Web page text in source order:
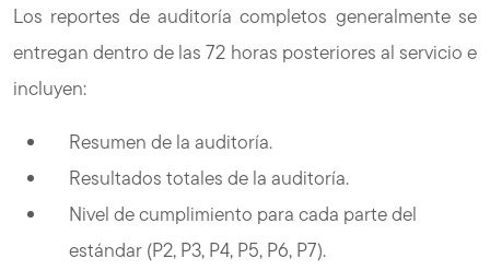
Los reportes de auditoría completos generalmente se
entregan dentro de las 72 horas posteriores al servicio e
incluyen:
Resumen de la auditoría.
Resultados totales de la auditoría.
Nivel de cumplimiento para cada parte del
estándar (P2, P3, P4, P5, P6, P7).